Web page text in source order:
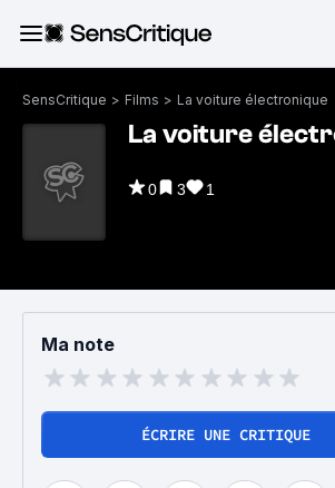
SensCritique > Films > La voiture électronique
La voiture
0 3 1
Ma note
ÉCRIRE UNE CRITIQUE